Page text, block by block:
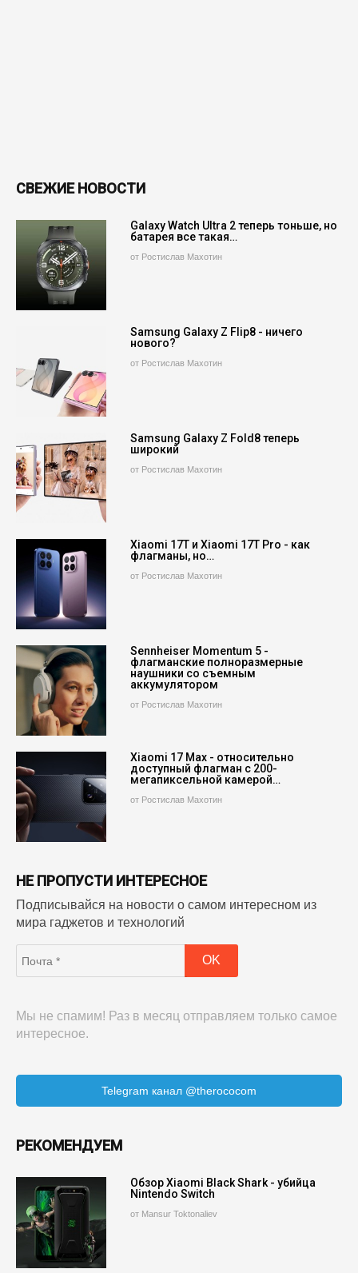
СВЕЖИЕ НОВОСТИ
Galaxy Watch Ultra 2 теперь тоньше, но
батарея все такая…
от Ростислав Махотин
Samsung Galaxy Z Flip8 - ничего
нового?
от Ростислав Махотин
Samsung Galaxy Z Fold8 теперь
широкий
от Ростислав Махотин
Xiaomi 17T и Xiaomi 17T Pro - как
флагманы, но…
от Ростислав Махотин
Sennheiser Momentum 5 -
флагманские полноразмерные
наушники со съемным
аккумулятором
от Ростислав Махотин
Xiaomi 17 Max - относительно
доступный флагман с 200-
мегапиксельной камерой…
от Ростислав Махотин
НЕ ПРОПУСТИ ИНТЕРЕСНОЕ
Подписывайся на новости о самом интересном из
мира гаджетов и технологий
Мы не спамим! Раз в месяц отправляем только самое
интересное.
Telegram канал @therococom
РЕКОМЕНДУЕМ
Обзор Xiaomi Black Shark - убийца
Nintendo Switch
от Mansur Toktonaliev